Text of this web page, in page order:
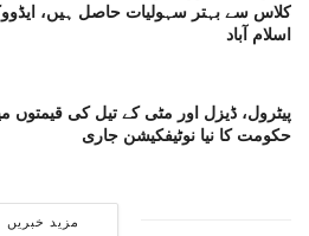
کلاس سے بہتر سہولیات حاصل ہیں،
اسلام آباد
پیٹرول، ڈیزل اور مٹی کے تیل کی قیمتوں
حکومت کا نیا نوٹیفکیشن جاری
مزید خبریں